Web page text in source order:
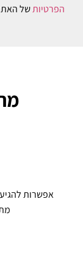
הפרטיותשל
אפשרות